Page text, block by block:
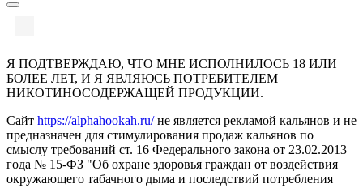
Я ПОДТВЕРЖДАЮ, ЧТО МНЕ ИСПОЛНИЛОСЬ 18 ИЛИ
БОЛЕЕ ЛЕТ, И Я ЯВЛЯЮСЬ ПОТРЕБИТЕЛЕМ
НИКОТИНОСОДЕРЖАЩЕЙ ПРОДУКЦИИ.
Сайт https://alphahookah.ru/не является рекламой кальянов и не
предназначен для стимулирования продаж кальянов по
смыслу требований ст. 16 Федерального закона от 23.02.2013
года № 15-ФЗ "Об охране здоровья граждан от воздействия
окружающего табачного дыма и последствий потребления